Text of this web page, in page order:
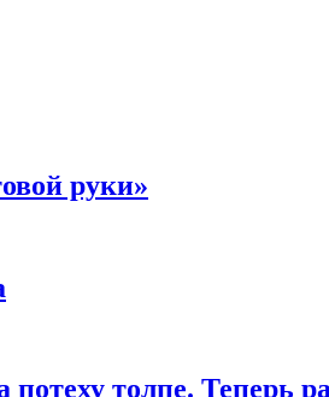
руки»
толпе. Теперь